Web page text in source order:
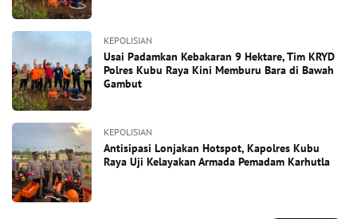
KEPOLISIAN
Usai Padamkan Kebakaran 9 Hektare, Tim KRYD
Polres Kubu Raya Kini Memburu Bara di Bawah
Gambut
KEPOLISIAN
Antisipasi Lonjakan Hotspot, Kapolres Kubu
Raya Uji Kelayakan Armada Pemadam Karhutla